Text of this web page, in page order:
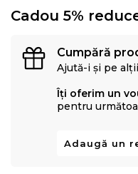
Cadou 5%
Cumpără
Ajută-i și pe
Îți oferim un
pentru
Adaugă un